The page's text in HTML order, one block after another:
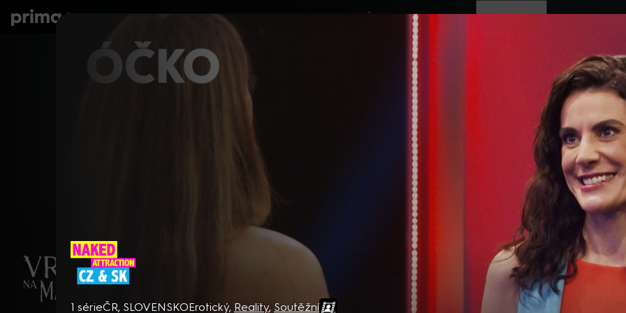
Seriály Filmy Děti Živě TV program Operátoři
Naked Attraction CZ & SK
1 sérieČR, SLOVENSKOErotický, Reality, Soutěžní
prima+